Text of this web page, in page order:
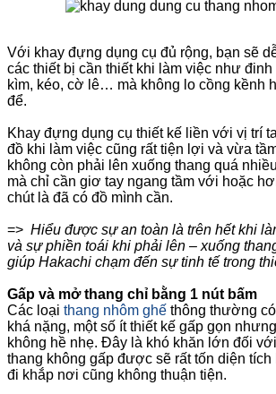
Với khay đựng dụng cụ đủ rộng, bạn sẽ
các thiết bị cần thiết khi làm việc như đinh
kìm, kéo, cờ lê… mà không lo cồng kềnh
để.
Khay đựng dụng cụ thiết kế liền với vị trí
đồ khi làm việc cũng rất tiện lợi và vừa
không còn phải lên xuống thang quá
mà chỉ cần giơ tay ngang tầm với hoặc
chút là đã có đồ mình cần.
=> Hiểu được sự an toàn là trên hết khi
và sự phiền toái khi phải lên – xuống
giúp Hakachi chạm đến sự tinh tế trong
Gấp và mở thang chỉ bằng 1 nút bấm
Các loại thang nhôm ghế thông thường
khá nặng, một số ít thiết kế gấp gọn
không hề nhẹ. Đây là khó khăn lớn đối
thang không gấp được sẽ rất tốn diện
đi khắp nơi cũng không thuận tiện.